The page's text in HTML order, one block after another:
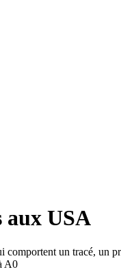
aux USA
comportent un tracé, un
A0